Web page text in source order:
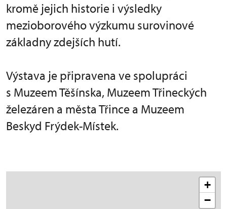
kromě jejich historie i výsledky
mezioborového výzkumu surovinové
základny zdejších hutí.
Výstava je připravena ve spolupráci
s Muzeem Těšínska, Muzeem Třineckých
železáren a města Třince a Muzeem
Beskyd Frýdek-Místek.
+
−